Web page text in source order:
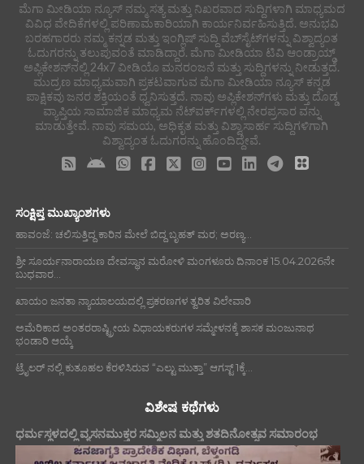
ಮೆಗಾ ಮೀಡಿಯಾ ನ್ಯೂಸ್ ನಮ್ಮ ಸತ್ಯ ಮತ್ತು ನಿಖರವಾದ ಸುದ್ದಿಗಳಾಗಿ ಮಾಧ್ಯಮದ
ವಿವಿಧ ವೇದಿಕೆಗಳಲ್ಲಿ ಪರಿಣಾಮಕಾರಿಯಾಗಿ ಕಾರ್ಯನಿರ್ವಹಿಸುತ್ತಿದೆ. ಅನುಭವಿ
ಬರಹಗಾರರು ನಮ್ಮ ಕನ್ನಡ ಮತ್ತು ಇಂಗ್ಲಿಷ್ ಸುದ್ದಿ ವೆಬ್‌ಸೈಟ್‌ಗಳನ್ನು ವಿಶ್ವಾದ್ಯಂತ
ಓದುಗರನ್ನು ತಲುಪುವಂತೆ ಮಾಡಿದ್ದಾರೆ. ಮೆಗಾ ಮೀಡಿಯಾ ಟಿವಿ ಆಂಡ್ರಾಯ್ಡ್
ಅಪ್ಲಿಕೇಶನ್‌ನಲ್ಲಿ 24x7 ವೀಡಿಯೊ ಮನರಂಜನೆ ಮತ್ತು ಸುದ್ದಿಗಳನ್ನು ನೀಡುತ್ತದೆ.
ಮುದ್ರಣ ಮಾಧ್ಯಮವಾಗಿ ಪ್ರಕಟವಾಗುವ ಮೆಗಾ ಮೀಡಿಯಾ ನ್ಯೂಸ್ ಕನ್ನಡ
ಪಾಕ್ಷಿಕವು ಜನರ ಶಕ್ತಿಯಂತೆ ಧ್ವನಿಸುತ್ತದೆ. ನಾವು ಅಪ್ಲಿಕೇಶನ್‌ಗಳು ಮತ್ತು ದೊಡ್ಡ
ವ್ಯಾಪ್ತಿಯ ಸಾಮಾಜಿಕ ಮಾಧ್ಯಮ ನೆಟ್‌ವರ್ಕ್‌ಗಳಲ್ಲಿ ನೇರಪ್ರಸಾರ ವನ್ನು
ಮಾಡುತ್ತೇವೆ. ನಾವು ಸಮಯ, ಅಧಿಕೃತ ಮತ್ತು ವಿಶ್ವಾಸಾರ್ಹ ಸುದ್ದಿಗಳಿಗಾಗಿ
ವಿಶ್ವಾದ್ಯಂತ ಓದುಗರನ್ನು ಹೊಂದಿದ್ದೇವೆ.
ಸಂಕ್ಷಿಪ್ತ ಮುಖ್ಯಾಂಶಗಳು
ಹಾವಂಜೆ: ಚಲಿಸುತ್ತಿದ್ದ ಕಾರಿನ ಮೇಲೆ ಬಿದ್ದ ಬೃಹತ್ ಮರ; ಅರಣ್ಯ...
ಶ್ರೀ ಸೂರ್ಯನಾರಾಯಣ ದೇವಸ್ಥಾನ ಮರೋಳಿ ಮಂಗಳೂರು ದಿನಾಂಕ 15.04.2026ನೇ
ಬುಧವಾರ...
ಖಾಯಂ ಜನತಾ ನ್ಯಾಯಾಲಯದಲ್ಲಿ ಪ್ರಕರಣಗಳ ತ್ವರಿತ ವಿಲೇವಾರಿ
ಅಮೆರಿಕಾದ ಅಂತರರಾಷ್ಟ್ರೀಯ ವಿಧಾಯಕರುಗಳ ಸಮ್ಮೇಳನಕ್ಕೆ ಶಾಸಕ ಮಂಜುನಾಥ
ಭಂಡಾರಿ ಆಯ್ಕೆ
ಟ್ರೈಲರ್ ನಲ್ಲಿ ಕುತೂಹಲ ಕೆರಳಿಸಿರುವ “ಎಲ್ಟು ಮುತ್ತಾ” ಆಗಸ್ಟ್ 1ಕ್ಕೆ...
ವಿಶೇಷ ಕಥೆಗಳು
ಧರ್ಮಸ್ಥಳದಲ್ಲಿ ವ್ಯಸನಮುಕ್ತರ ಸಮ್ಮಿಲನ ಮತ್ತು ಶತದಿನೋತ್ಸವ ಸಮಾರಂಭ